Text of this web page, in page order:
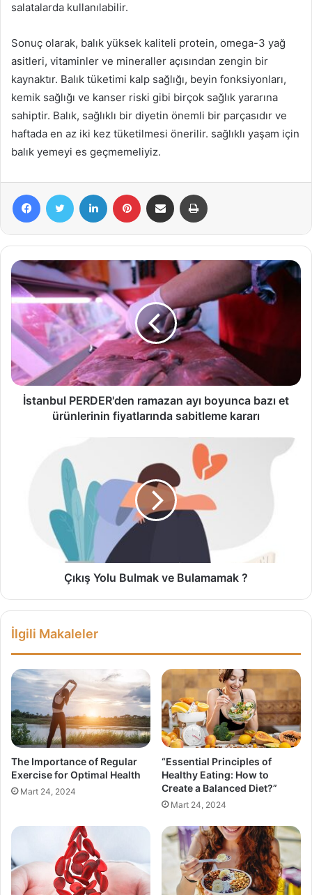
salatalarda kullanılabilir.
Sonuç olarak, balık yüksek kaliteli protein, omega-3 yağ
asitleri, vitaminler ve mineraller açısından zengin bir
kaynaktır. Balık tüketimi kalp sağlığı, beyin fonksiyonları,
kemik sağlığı ve kanser riski gibi birçok sağlık yararına
sahiptir. Balık, sağlıklı bir diyetin önemli bir parçasıdır ve
haftada en az iki kez tüketilmesi önerilir. sağlıklı yaşam için
balık yemeyi es geçmemeliyiz.
İstanbul PERDER'den ramazan ayı boyunca bazı et
ürünlerinin fiyatlarında sabitleme kararı
Çıkış Yolu Bulmak ve Bulamamak ?
İlgili Makaleler
The Importance of Regular
Exercise for Optimal Health
Mart 24, 2024
“Essential Principles of
Healthy Eating: How to
Create a Balanced Diet?”
Mart 24, 2024